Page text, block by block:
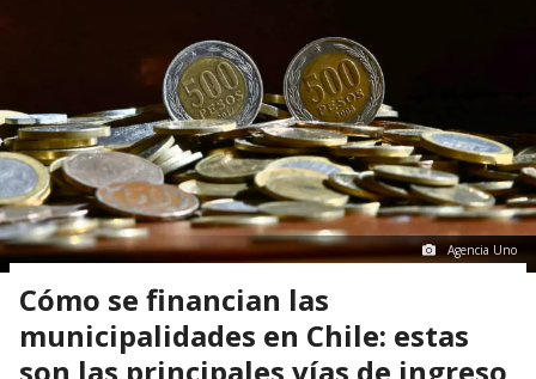
Agencia Uno
Cómo se financian las
municipalidades en Chile: estas